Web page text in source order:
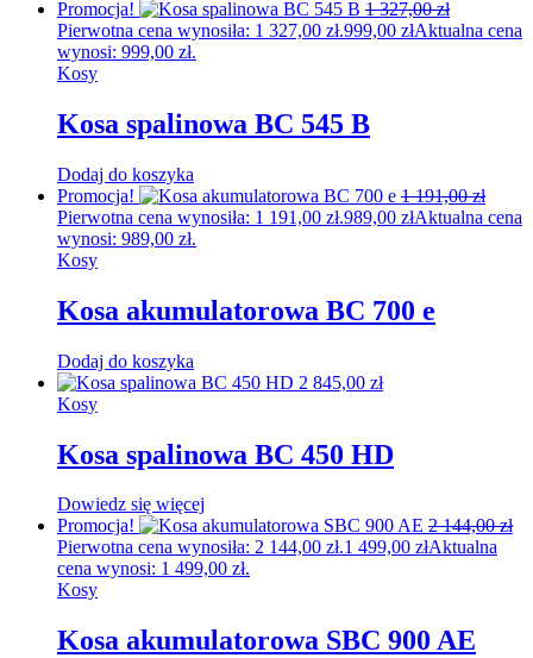
Promocja! 1 327,00zł
Pierwotna cena wynosiła: 1 327,00 zł.999,00 złAktualna cena
wynosi: 999,00 zł.
Kosy
Kosa spalinowa BC 545 B
Dodaj do koszyka
Promocja!
1 191,00zł
Pierwotna cena wynosiła: 1 191,00 zł.989,00 złAktualna cena
wynosi: 989,00 zł.
Kosy
Kosa akumulatorowa BC 700 e
Dodaj do koszyka
2 845,00 zł
Kosy
Kosa spalinowa BC 450 HD
Dowiedz się więcej
Promocja!
2 144,00zł
Pierwotna cena wynosiła: 2 144,00 zł.1 499,00 złAktualna
cena wynosi: 1 499,00 zł.
Kosy
Kosa akumulatorowa SBC 900 AE